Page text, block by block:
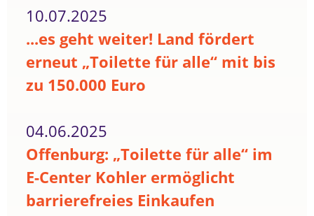
10.07.2025
...es geht weiter! Land fördert
erneut „Toilette für alle“ mit bis
zu 150.000 Euro
04.06.2025
Offenburg: „Toilette für alle“ im
E-Center Kohler ermöglicht
barrierefreies Einkaufen